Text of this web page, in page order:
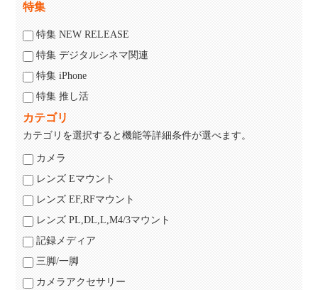
特集
特集 NEW RELEASE
特集 デジタルシネマ関連
特集 iPhone
特集 推し活
カテゴリ
カテゴリを選択すると機能等詳細条件が選べます。
カメラ
レンズ Eマウント
レンズ EF,RFマウント
レンズ PL,DL,L,M4/3マウント
記録メディア
三脚/一脚
カメラアクセサリー